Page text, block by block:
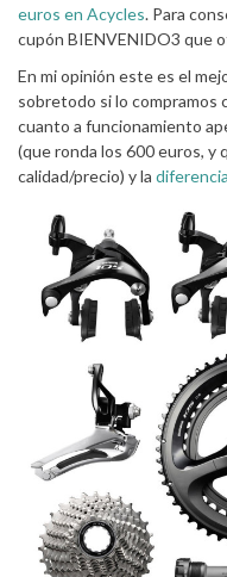
euros en Acycles. Para
cupón BIENVENIDO3 que
En mi opinión este es el
sobretodo si lo compramos
cuanto a funcionamiento
(que ronda los 600 euros, y
calidad/precio) y la